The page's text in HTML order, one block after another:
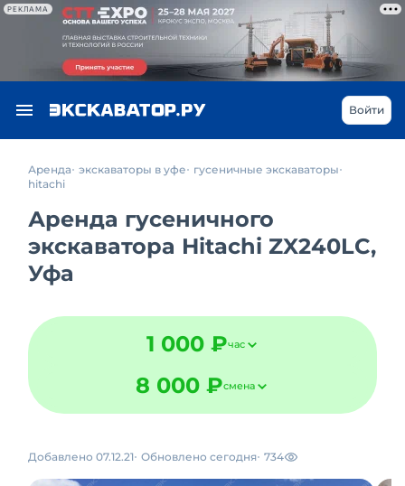
РЕКЛАМА
Войти
Аренда экскаваторы в уфе
гусеничные экскаваторы
hitachi
Аренда гусеничного
экскаватора Hitachi ZX240LC,
Уфа
1 000 ₽час
8 000 ₽смена
Добавлено 07.12.21 Обновлено сегодня 734